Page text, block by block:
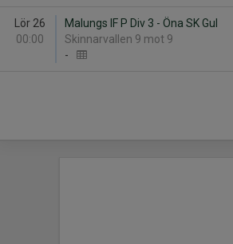
Lör 26
00:00
Malungs IF P Div 3 - Öna SK Gul
Skinnarvallen 9 mot 9
-